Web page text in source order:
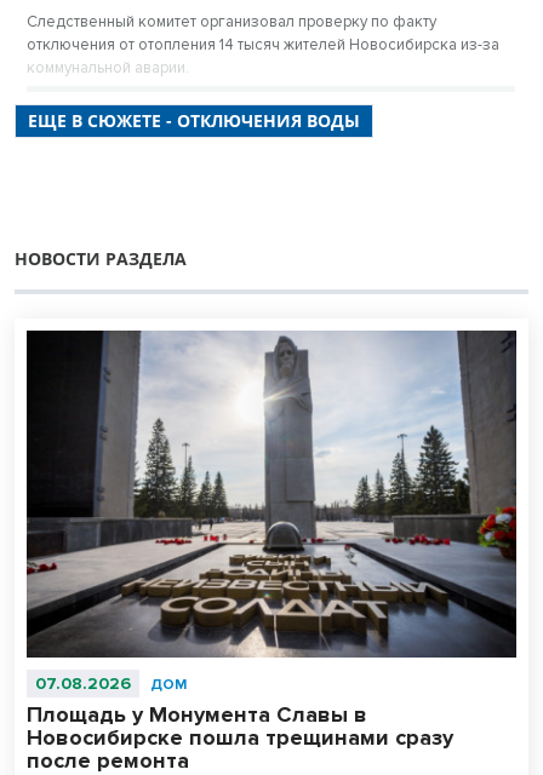
Следственный комитет организовал проверку по факту
отключения от отопления 14 тысяч жителей Новосибирска из-за
коммунальной аварии.
ЕЩЕ В СЮЖЕТЕ - ОТКЛЮЧЕНИЯ ВОДЫ
НОВОСТИ РАЗДЕЛА
07.08.2026 ДОМ
Площадь у Монумента Славы в
Новосибирске пошла трещинами сразу
после ремонта